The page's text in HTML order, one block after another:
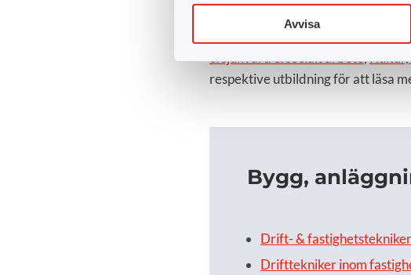
Avvisa
Vi utbildar inom många olika
& sjukvård & socialt arbete,Kultur,
respektive utbildning för att läsa
Bygg,
Drift- &
Drifttekniker inom